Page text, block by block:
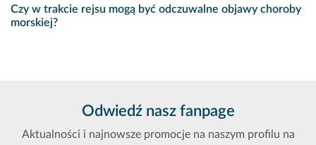
Czy w trakcie rejsu mogą być odczuwalne objawy choroby
morskiej?
Odwiedź nasz fanpage
Aktualności i najnowsze promocje na naszym profilu na